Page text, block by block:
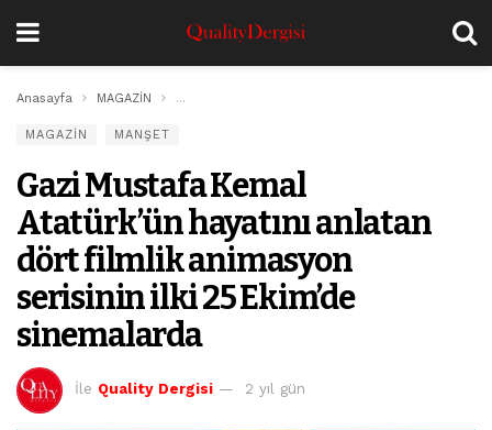
Anasayfa MAGAZİN Gazi Mustafa Kemal Atatürk’ün hayatını anlatan
MAGAZİN MANŞET
Gazi Mustafa Kemal
Atatürk’ün hayatını anlatan
dört filmlik animasyon
serisinin ilki 25 Ekim’de
sinemalarda
İle Quality Dergisi 2 yıl gün